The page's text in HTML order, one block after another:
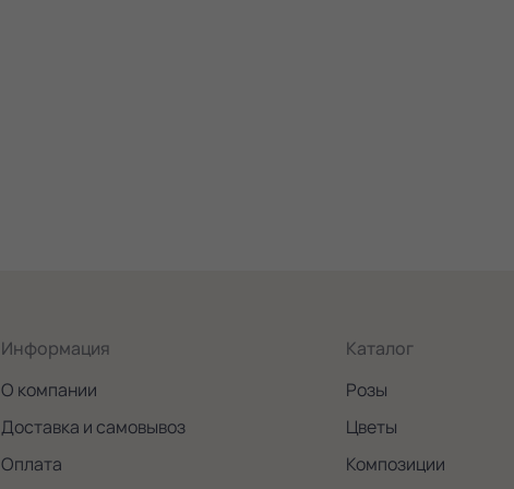
Информация
О компании
Доставка и самовывоз
Оплата
Каталог
Розы
Цветы
Композиции